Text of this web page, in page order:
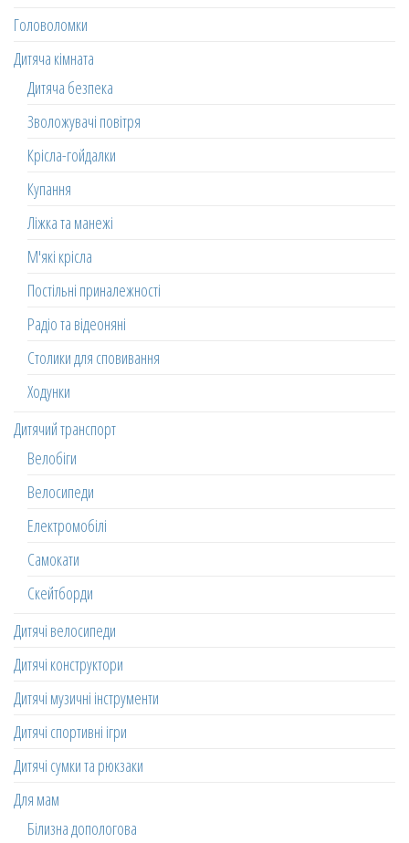
Головоломки
Дитяча кімната
Дитяча безпека
Зволожувачі повітря
Крісла-гойдалки
Купання
Ліжка та манежі
М'які крісла
Постільні приналежності
Радіо та відеоняні
Столики для сповивання
Ходунки
Дитячий транспорт
Велобіги
Велосипеди
Електромобілі
Самокати
Скейтборди
Дитячі велосипеди
Дитячі конструктори
Дитячі музичні інструменти
Дитячі спортивні ігри
Дитячі сумки та рюкзаки
Для мам
Білизна допологова